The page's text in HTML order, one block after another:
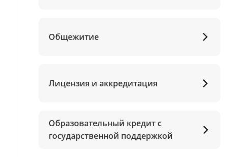
Общежитие
Лицензия и аккредитация
Образовательный кредит с
государственной поддержкой